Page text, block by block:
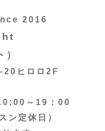
2016
ヒロロ2F
～19：00
ン定休日）